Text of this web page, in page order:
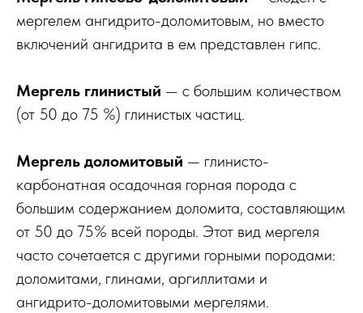
мергелем ангидрито-доломитовым, но вместо
включений ангидрита в ем представлен гипс.
Мергель глинистый — с большим количеством
(от 50 до 75 %) глинистых частиц.
Мергель доломитовый — глинисто-
карбонатная осадочная горная порода с
большим содержанием доломита, составляющим
от 50 до 75% всей породы. Этот вид мергеля
часто сочетается с другими горными породами:
доломитами, глинами, аргиллитами и
ангидрито-доломитовыми мергелями.